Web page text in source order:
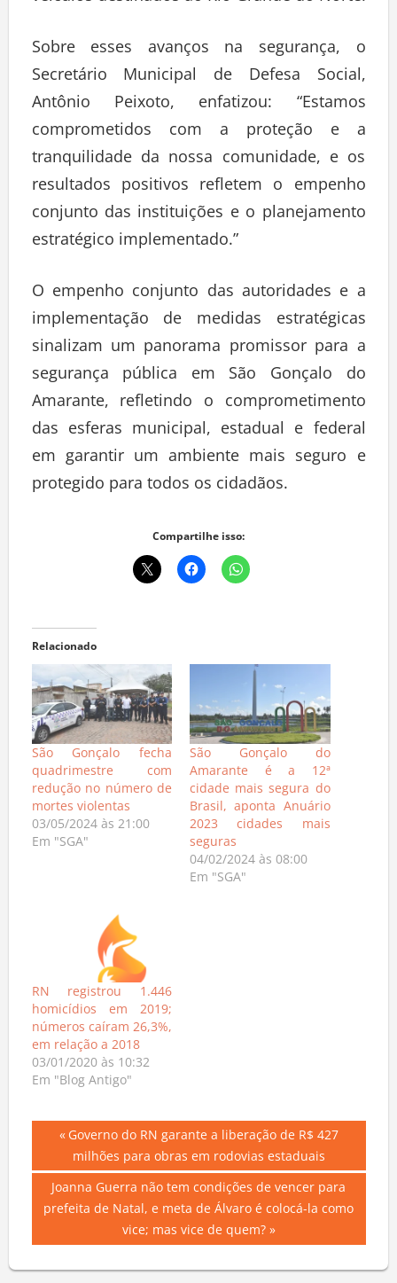
Sobre esses avanços na segurança, o
Secretário Municipal de Defesa Social,
Antônio Peixoto, enfatizou: “Estamos
comprometidos com a proteção e a
tranquilidade da nossa comunidade, e os
resultados positivos refletem o empenho
conjunto das instituições e o planejamento
estratégico implementado.”
O empenho conjunto das autoridades e a
implementação de medidas estratégicas
sinalizam um panorama promissor para a
segurança pública em São Gonçalo do
Amarante, refletindo o comprometimento
das esferas municipal, estadual e federal
em garantir um ambiente mais seguro e
protegido para todos os cidadãos.
Compartilhe isso:
Relacionado
São Gonçalo fecha
quadrimestre com
redução no número de
mortes violentas
03/05/2024 às 21:00
Em "SGA"
São Gonçalo do
Amarante é a 12ª
cidade mais segura do
Brasil, aponta Anuário
2023 cidades mais
seguras
04/02/2024 às 08:00
Em "SGA"
RN registrou 1.446
homicídios em 2019;
números caíram 26,3%,
em relação a 2018
03/01/2020 às 10:32
Em "Blog Antigo"
Navegação
de
Post
Previous
Post:
Governo do RN garante a liberação de R$ 427
milhões para obras em rodovias estaduais
Next
Post:
Joanna Guerra não tem condições de vencer para
prefeita de Natal, e meta de Álvaro é colocá-la como
vice; mas vice de quem?